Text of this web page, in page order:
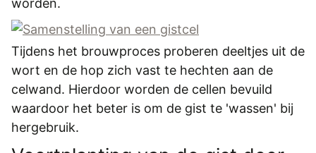
worden.
Tijdens het brouwproces proberen deeltjes uit de
wort en de hop zich vast te hechten aan de
celwand. Hierdoor worden de cellen bevuild
waardoor het beter is om de gist te 'wassen' bij
hergebruik.